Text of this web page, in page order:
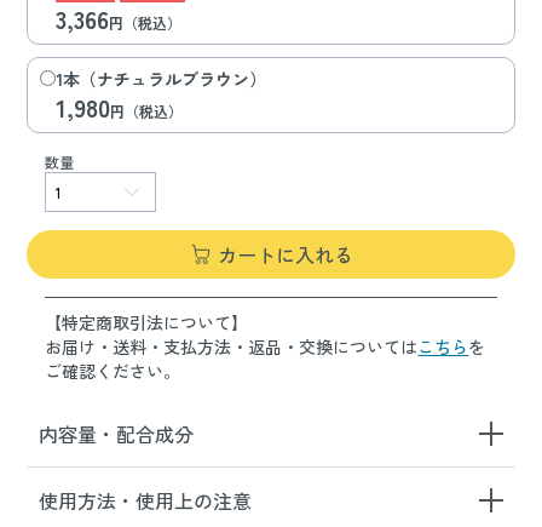
3,366円（税込）
1本（ナチュラルブラウン）
1,980円（税込）
数量
カートに入れる
【特定商取引法について】
お届け・送料・支払方法・返品・交換についてはこちらを
ご確認ください。
内容量・配合成分
使用方法・使用上の注意